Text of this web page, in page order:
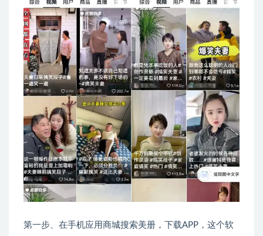
第一步、在手机应用商城搜索美册，下载APP，这个软